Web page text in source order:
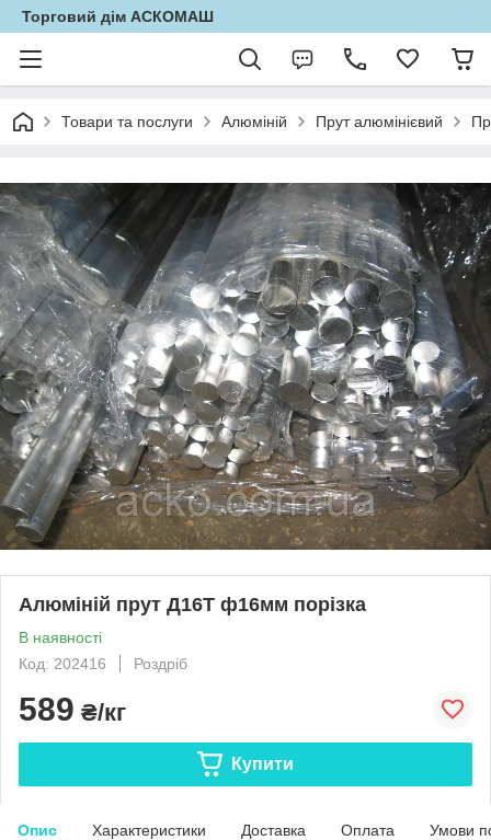
Торговий дім АСКОМАШ
Товари та послуги Алюміній Прут алюмінієвий
Алюміній прут Д16Т ф16мм порізка
В наявності
Код: 202416
Роздріб
589 ₴/кг
Купити
Опис Характеристики Доставка Оплата Умови